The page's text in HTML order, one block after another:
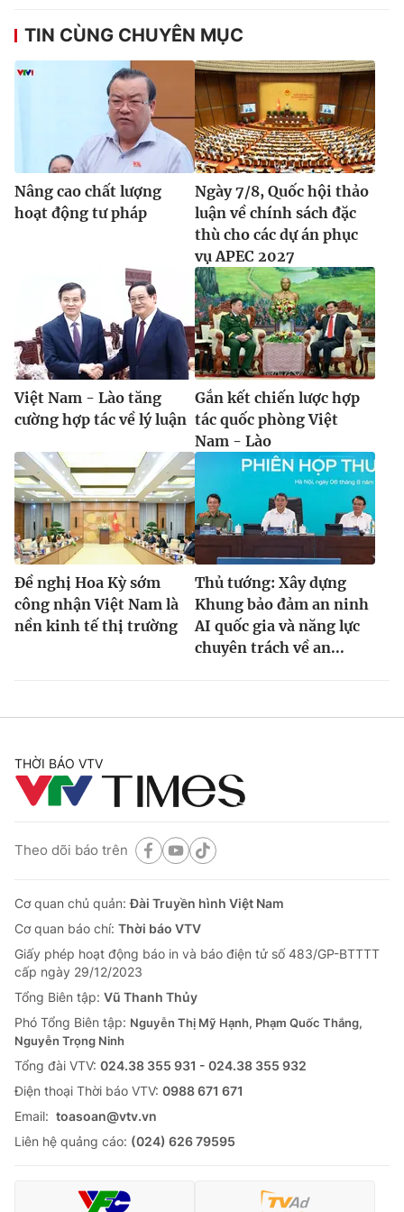
TIN CÙNG CHUYÊN MỤC
Nâng cao chất lượng
hoạt động tư pháp
Ngày 7/8, Quốc hội thảo
luận về chính sách đặc
thù cho các dự án phục
vụ APEC 2027
Việt Nam - Lào tăng
cường hợp tác về lý luận
Gắn kết chiến lược hợp
tác quốc phòng Việt
Nam - Lào
Đề nghị Hoa Kỳ sớm
công nhận Việt Nam là
nền kinh tế thị trường
Thủ tướng: Xây dựng
Khung bảo đảm an ninh
AI quốc gia và năng lực
chuyên trách về an...
THỜI BÁO VTV
Theo dõi báo trên
Cơ quan chủ quản:Đài Truyền hình Việt Nam
Cơ quan báo chí: Thời báo VTV
Giấy phép hoạt động báo in và báo điện tử số 483/GP-BTTTT
cấp ngày 29/12/2023
Tổng Biên tập: Vũ Thanh Thủy
Phó Tổng Biên tập: Nguyễn Thị Mỹ Hạnh, Phạm Quốc Thắng,
Nguyễn Trọng Ninh
Tổng đài VTV: 024.38 355 931 - 024.38 355 932
Ðiện thoại Thời báo VTV: 0988 671 671
Email: toasoan@vtv.vn
Liên hệ quảng cáo: (024) 626 79595